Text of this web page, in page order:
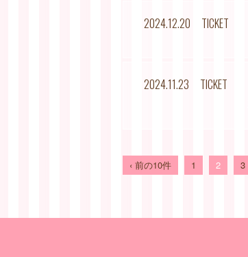
2024.12.20 TICKET
2024.11.23 TICKET
‹ 前の10件 1 2 3